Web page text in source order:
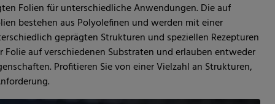
Folien für unterschiedliche Anwendungen. Die auf
bestehen aus Polyolefinen und werden mit einer
geprägten Strukturen und speziellen Rezepturen
auf verschiedenen Substraten und erlauben entweder
Profitieren Sie von einer Vielzahl an Strukturen,